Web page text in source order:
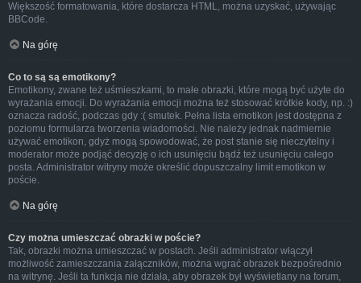
Większość formatowania, które dostarcza HTML, można uzyskać, używając
BBCode.
Na górę
Co to są są emotikony?
Emotikony, zwane też uśmieszkami, to małe obrazki, które mogą być użyte do
wyrażania emocji. Do wyrażania emocji można też stosować krótkie kody, np. :)
oznacza radość, podczas gdy :( smutek. Pełna lista emotikon jest dostępna z
poziomu formularza tworzenia wiadomości. Nie należy jednak nadmiernie
używać emotikon, gdyż mogą spowodować, że post stanie się nieczytelny i
moderator może podjąć decyzję o ich usunięciu bądź też usunięciu całego
posta. Administrator witryny może określić dopuszczalny limit emotikon w
poście.
Na górę
Czy można umieszczać obrazki w poście?
Tak, obrazki można umieszczać w postach. Jeśli administrator włączył
możliwość zamieszczania załączników, można wgrać obrazek bezpośrednio
na witrynę. Jeśli ta funkcja nie działa, aby obrazek był wyświetlany na forum,